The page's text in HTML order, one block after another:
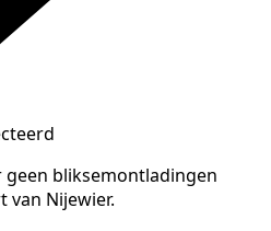
geen bliksemontladingen
van Nijewier.